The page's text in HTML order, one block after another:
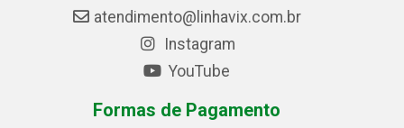
atendimento@linhavix.com.br
Instagram
YouTube
Formas de Pagamento